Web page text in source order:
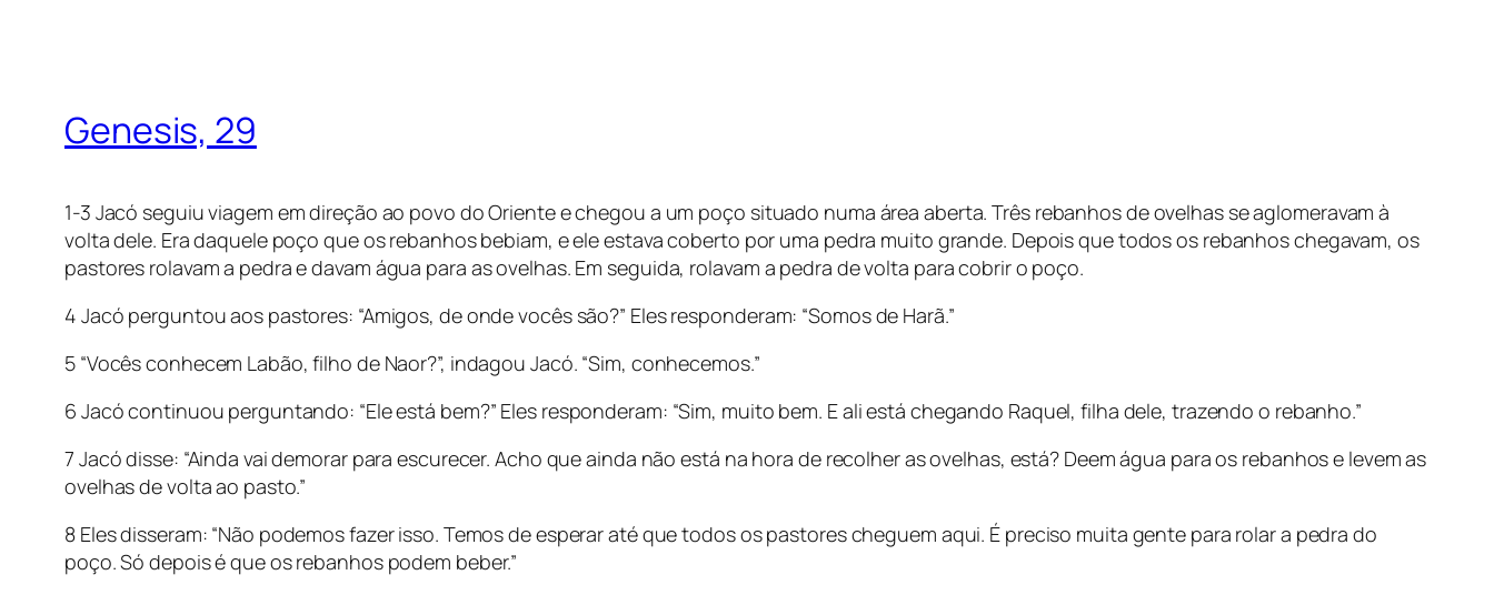
Genesis, 29
1-3 Jacó seguiu viagem em direção ao povo do Oriente e chegou a um poço situado numa área aberta. Três rebanhos de ovelhas se aglomeravam à
volta dele. Era daquele poço que os rebanhos bebiam, e ele estava coberto por uma pedra muito grande. Depois que todos os rebanhos chegavam, os
pastores rolavam a pedra e davam água para as ovelhas. Em seguida, rolavam a pedra de volta para cobrir o poço.
4 Jacó perguntou aos pastores: “Amigos, de onde vocês são?” Eles responderam: “Somos de Harã.”
5 “Vocês conhecem Labão, filho de Naor?”, indagou Jacó. “Sim, conhecemos.”
6 Jacó continuou perguntando: “Ele está bem?” Eles responderam: “Sim, muito bem. E ali está chegando Raquel, filha dele, trazendo o rebanho.”
7 Jacó disse: “Ainda vai demorar para escurecer. Acho que ainda não está na hora de recolher as ovelhas, está? Deem água para os rebanhos e levem as
ovelhas de volta ao pasto.”
8 Eles disseram: “Não podemos fazer isso. Temos de esperar até que todos os pastores cheguem aqui. É preciso muita gente para rolar a pedra do
poço. Só depois é que os rebanhos podem beber.”